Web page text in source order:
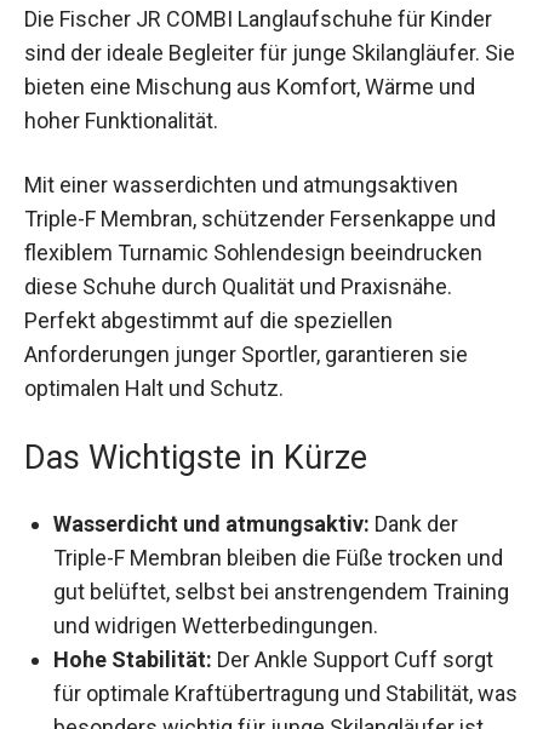
sind der ideale Begleiter für junge Skilangläufer.
Sie bieten eine Mischung aus Komfort, Wärme
und hoher Funktionalität.
Triple-F Membran, schützender Fersenkappe und
flexiblem Turnamic Sohlendesign beeindrucken
diese Schuhe durch Qualität und Praxisnähe.
Perfekt abgestimmt auf die speziellen
Anforderungen junger Sportler, garantieren sie
optimalen Halt und Schutz.
Das Wichtigste in Kürze
Triple-F Membran bleiben die Füße trocken
und gut belüftet, selbst bei anstrengendem
Training und widrigen Wetterbedingungen.
Hohe Stabilität:Der Ankle Support Cuff sorgt
für optimale Kraftübertragung und Stabilität,
was besonders wichtig für junge Skilangläufer